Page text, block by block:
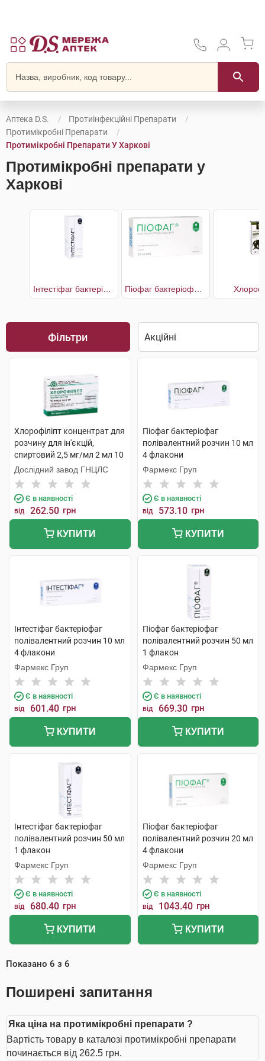
Аптека D.S.
Протиінфекційні Препарати
Протимікробні Препарати
Протимікробні Препарати У Харкові
Протимікробні препарати у
Харкові
Фільтри
Хлорофіліпт концентрат для
розчину для ін'єкцій,
спиртовий 2,5 мг/мл 2 мл 10
ампул
Дослідний завод ГНЦЛС
Є в наявності
від 262.50 грн
КУПИТИ
Піофаг бактеріофаг
полівалентний розчин 10 мл
4 флакони
Фармекс Груп
Є в наявності
від 573.10 грн
КУПИТИ
Інтестіфаг бактеріофаг
полівалентний розчин 10 мл
4 флакони
Фармекс Груп
Є в наявності
від 601.40 грн
КУПИТИ
Піофаг бактеріофаг
полівалентний розчин 50 мл
1 флакон
Фармекс Груп
Є в наявності
від 669.30 грн
КУПИТИ
Інтестіфаг бактеріофаг
полівалентний розчин 50 мл
1 флакон
Фармекс Груп
Є в наявності
від 680.40 грн
КУПИТИ
Піофаг бактеріофаг
полівалентний розчин 20 мл
4 флакони
Фармекс Груп
Є в наявності
від 1043.40 грн
КУПИТИ
Показано 6 з 6
Поширені запитання
Яка ціна на протимікробні препарати ?
Вартість товару в каталозі протимікробні препарати
починається від 262.5 грн.